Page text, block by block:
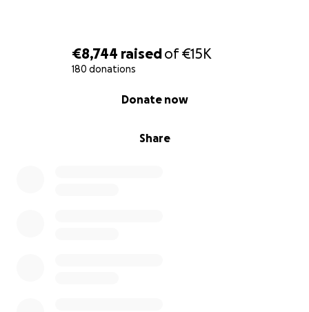
€8,744 raisedof€15K
180 donations
Share
Donate now